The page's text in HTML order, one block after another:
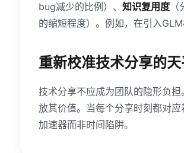
bug减少的比例）、 知识复用度
的缩短程度）。例如，在引入
重新校准技术分享的
技术分享不应成为团队的隐形负
放其价值。当每个分享时刻都对
加速器而非时间陷阱。